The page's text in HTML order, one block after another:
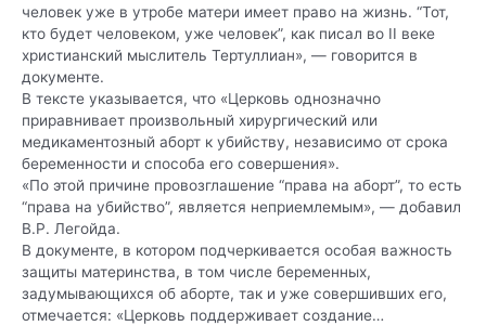
человек уже в утробе матери имеет право на жизнь. “Тот,
кто будет человеком, уже человек”, как писал во II веке
христианский мыслитель Тертуллиан», — говорится в
документе.
В тексте указывается, что «Церковь однозначно
приравнивает произвольный хирургический или
медикаментозный аборт к убийству, независимо от срока
беременности и способа его совершения».
«По этой причине провозглашение “права на аборт”, то есть
“права на убийство”, является неприемлемым», — добавил
В.Р. Легойда.
В документе, в котором подчеркивается особая важность
защиты материнства, в том числе беременных,
задумывающихся об аборте, так и уже совершивших его,
отмечается: «Церковь поддерживает создание…